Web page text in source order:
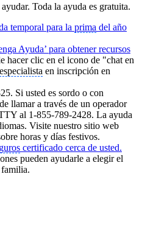
Toda la ayuda es gratuita.
temporal para la prima del año
Ayuda’ para obtener recursos
hacer clic en el icono de "chat en
especialista en inscripción en
Si usted es sordo o con
llamar a través de un operador
al 1-855-789-2428. La ayuda
Visite nuestro sitio web
horas y días festivos.
certificado cerca de usted.
pueden ayudarle a elegir el